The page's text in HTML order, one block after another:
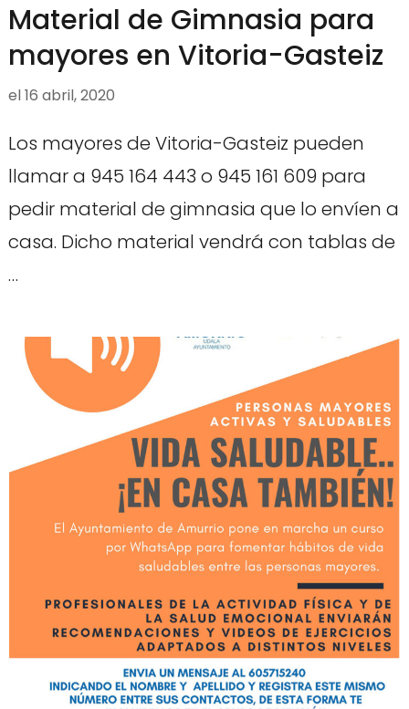
Material de Gimnasia para
mayores en Vitoria-Gasteiz
el16 abril, 2020
Los mayores de Vitoria-Gasteiz pueden
llamar a 945 164 443 o 945 161 609 para
pedir material de gimnasia que lo envíen a
casa. Dicho material vendrá con tablas de
…